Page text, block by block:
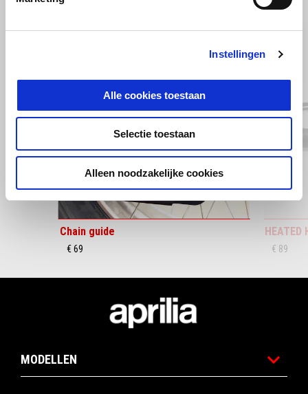
Instellingen
Alle cookies toestaan
Selectie toestaan
Alleen noodzakelijke cookies
Chain guide
€ 69
HEATED
€ 89
Item
MODELLEN